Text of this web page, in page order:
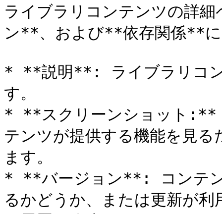
ライブラリコンテンツの詳
ン**、および**依存関係**に
* **説明**: ライブラリコン
す。
* **スクリーンショット:**
テンツが提供する機能を見
ます。
* **バージョン**: コンテン
るかどうか、または更新が